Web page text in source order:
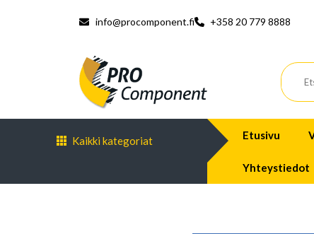
info@procomponent.fi +358 20 779 8888
Kaikki kategoriat Etusivu
Yhteystiedot